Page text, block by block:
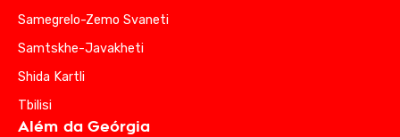
Samegrelo-Zemo Svaneti
Samtskhe-Javakheti
Shida Kartli
Tbilisi
Além da Geórgia